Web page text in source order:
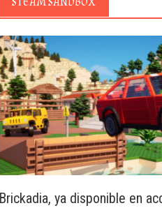
Brickadia, ya disponible en